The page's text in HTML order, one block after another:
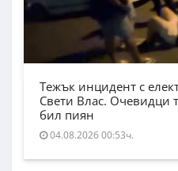
Тежък инцидент с
Свети Влас. Очевидци
бил пиян
04.08.2026 00:53ч.